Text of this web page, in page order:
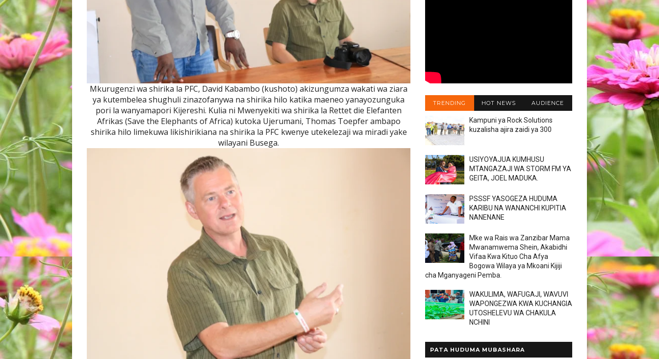
Mkurugenzi wa shirika la PFC, David Kabambo (kushoto) akizungumza wakati wa ziara
ya kutembelea shughuli zinazofanywa na shirika hilo katika maeneo yanayozunguka
pori la wanyamapori Kijereshi. Kulia ni Mwenyekiti wa shirika la Rettet die Elefanten
Afrikas (Save the Elephants of Africa) kutoka Ujerumani, Thomas Toepfer ambapo
shirika hilo limekuwa likishirikiana na shirika la PFC kwenye utekelezaji wa miradi yake
wilayani Busega.
TRENDING HOT NEWS AUDIENCE
Kampuni ya Rock Solutions
kuzalisha ajira zaidi ya 300
USIYOYAJUA KUMHUSU
MTANGAZAJI WA STORM FM YA
GEITA, JOEL MADUKA.
PSSSF YASOGEZA HUDUMA
KARIBU NA WANANCHI KUPITIA
NANENANE
Mke wa Rais wa Zanzibar Mama
Mwanamwema Shein, Akabidhi
Vifaa Kwa Kituo Cha Afya
Bogowa Wilaya ya Mkoani Kijiji
cha Mganyageni Pemba.
WAKULIMA, WAFUGAJI, WAVUVI
WAPONGEZWA KWA KUCHANGIA
UTOSHELEVU WA CHAKULA
NCHINI
PATA HUDUMA MUBASHARA